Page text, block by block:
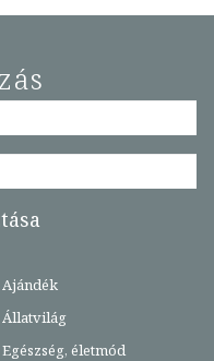
Ajándék
Állatvilág
Egészség, életmód